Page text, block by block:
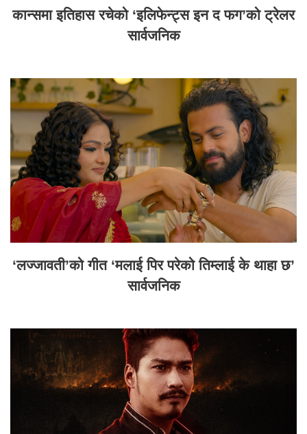
कान्समा इतिहास रचेको ‘इलिफेन्ट्स इन द फग’को ट्रेलर
सार्वजनिक
‘लज्जावती’को गीत ‘मलाई पिर परेको तिम्लाई के थाहा छ’
सार्वजनिक